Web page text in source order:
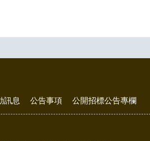
訊息 公告事項 公開招標公告專欄